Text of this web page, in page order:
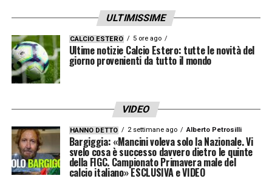
ULTIMISSIME
CALCIO ESTERO 5 ore ago
Ultime notizie Calcio Estero: tutte le novità del
giorno provenienti da tutto il mondo
VIDEO
HANNO DETTO 2 settimane ago Alberto Petrosilli
Bargiggia: «Mancini voleva solo la Nazionale. Vi
svelo cosa è successo davvero dietro le quinte
della FIGC. Campionato Primavera male del
calcio italiano» ESCLUSIVA e VIDEO